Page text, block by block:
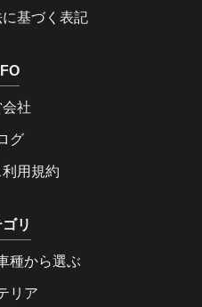
基づく表記
社
グ
用規約
リ
種から選ぶ
リア